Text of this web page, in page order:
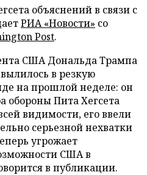
объяснений в связи с
РИА «Новости» со
Post.
США Дональда Трампа
в резкую
на прошлой неделе: он
обороны Пита Хегсета
видимости, его ввели
серьезной нехватки
угрожает
США в
в публикации.